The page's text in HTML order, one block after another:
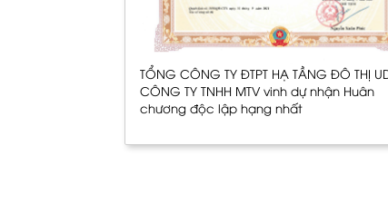
TỔNG CÔNG TY ĐTPT HẠ TẦNG ĐÔ THỊ
CÔNG TY TNHH MTV vinh dự nhận Huân
chương độc lập hạng nhất